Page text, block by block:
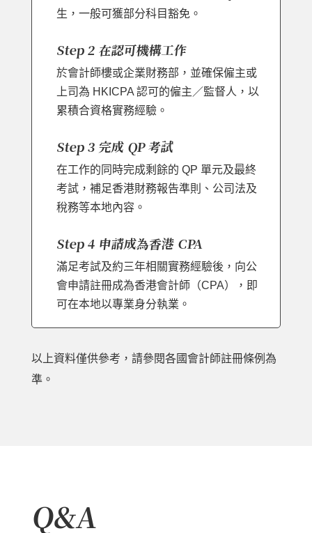
生，一般可獲部分科目豁免。
Step 2 在認可機構工作
於會計師樓或企業財務部，並確保僱主或
上司為 HKICPA 認可的僱主／監督人，以
累積合資格實務經驗。
Step 3 完成 QP 考試
在工作的同時完成剩餘的 QP 單元及最終
考試，補足香港財務報告準則、公司法及
稅務等本地內容。
Step 4 申請成為香港 CPA
滿足考試及約三年相關實務經驗後，向公
會申請註冊成為香港會計師（CPA），即
可在本地以專業身分執業。
以上資料僅供參考，請參閱各國會計師註冊條例為
準。
Q&A